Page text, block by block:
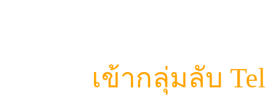
เข้ากลุ่มลับ